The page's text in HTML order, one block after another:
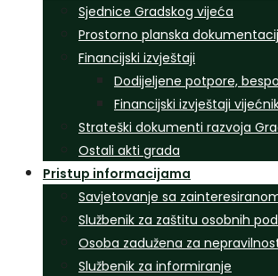
Sjednice Gradskog vijeća
Prostorno planska
Financijski izvještaji
Dodijeljene potpore,
Financijski izvještaji
Strateški dokumenti razvoja
Ostali akti grada
Pristup informacijama
Savjetovanje sa
Službenik za zaštitu osobnih
Osoba zadužena za
Službenik za informiranje